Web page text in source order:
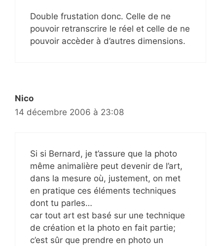
Double frustation donc. Celle de ne
pouvoir retranscrire le réel et celle de ne
pouvoir accèder à d’autres dimensions.
Nico
14 décembre 2006 à 23:08
Si si Bernard, je t’assure que la photo
même animalière peut devenir de l’art,
dans la mesure où, justement, on met
en pratique ces éléments techniques
dont tu parles…
car tout art est basé sur une technique
de création et la photo en fait partie;
c’est sûr que prendre en photo un